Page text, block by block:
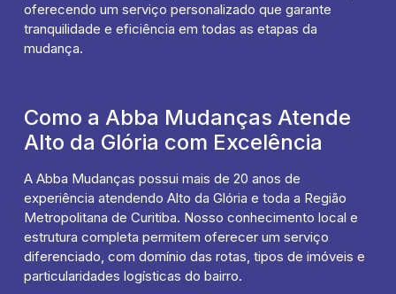
oferecendo um serviço personalizado que garante
tranquilidade e eficiência em todas as etapas da
mudança.
Como a Abba Mudanças Atende
Alto da Glória com Excelência
A Abba Mudanças possui mais de 20 anos de
experiência atendendo Alto da Glória e toda a Região
Metropolitana de Curitiba. Nosso conhecimento local e
estrutura completa permitem oferecer um serviço
diferenciado, com domínio das rotas, tipos de imóveis e
particularidades logísticas do bairro.